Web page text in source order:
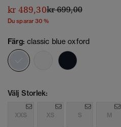
kr 489,30Pris reducerat från
kr 699,00till
Du sparar 30 %
Färg: classic blue oxford
Välj Storlek:
XXS XS S M